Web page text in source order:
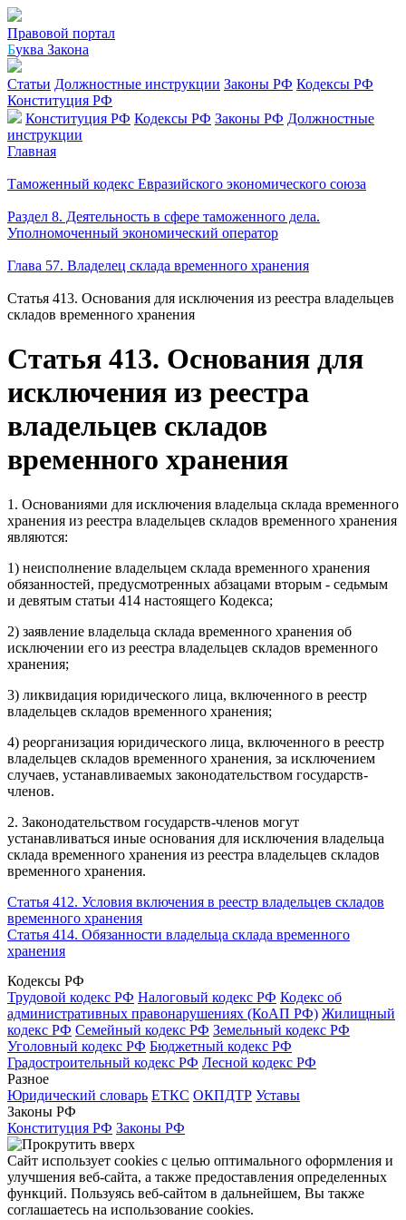
Правовой портал
Буква Закона
Статьи Должностные инструкции Законы РФ Кодексы РФ
Конституция РФ
Конституция РФ Кодексы РФ Законы РФ Должностные
инструкции
Главная
Таможенный кодекс Евразийского экономического союза
Раздел 8. Деятельность в сфере таможенного дела.
Уполномоченный экономический оператор
Глава 57. Владелец склада временного хранения
Статья 413. Основания для исключения из реестра владельцев
складов временного хранения
Статья 413. Основания для
исключения из реестра
владельцев складов
временного хранения
1. Основаниями для исключения владельца склада временного
хранения из реестра владельцев складов временного хранения
являются:
1) неисполнение владельцем склада временного хранения
обязанностей, предусмотренных абзацами вторым - седьмым
и девятым статьи 414 настоящего Кодекса;
2) заявление владельца склада временного хранения об
исключении его из реестра владельцев складов временного
хранения;
3) ликвидация юридического лица, включенного в реестр
владельцев складов временного хранения;
4) реорганизация юридического лица, включенного в реестр
владельцев складов временного хранения, за исключением
случаев, устанавливаемых законодательством государств-
членов.
2. Законодательством государств-членов могут
устанавливаться иные основания для исключения владельца
склада временного хранения из реестра владельцев складов
временного хранения.
Статья 412. Условия включения в реестр владельцев складов
временного хранения
Статья 414. Обязанности владельца склада временного
хранения
Кодексы РФ
Трудовой кодекс РФ Налоговый кодекс РФ Кодекс об
административных правонарушениях (КоАП РФ) Жилищный
кодекс РФ Семейный кодекс РФ Земельный кодекс РФ
Уголовный кодекс РФ Бюджетный кодекс РФ
Градостроительный кодекс РФ Лесной кодекс РФ
Разное
Юридический словарь ЕТКС ОКПДТР Уставы
Законы РФ
Конституция РФ Законы РФ
Сайт использует cookies с целью оптимального оформления и
улучшения веб-сайта, а также предоставления определенных
функций. Пользуясь веб-сайтом в дальнейшем, Вы также
соглашаетесь на использование cookies.